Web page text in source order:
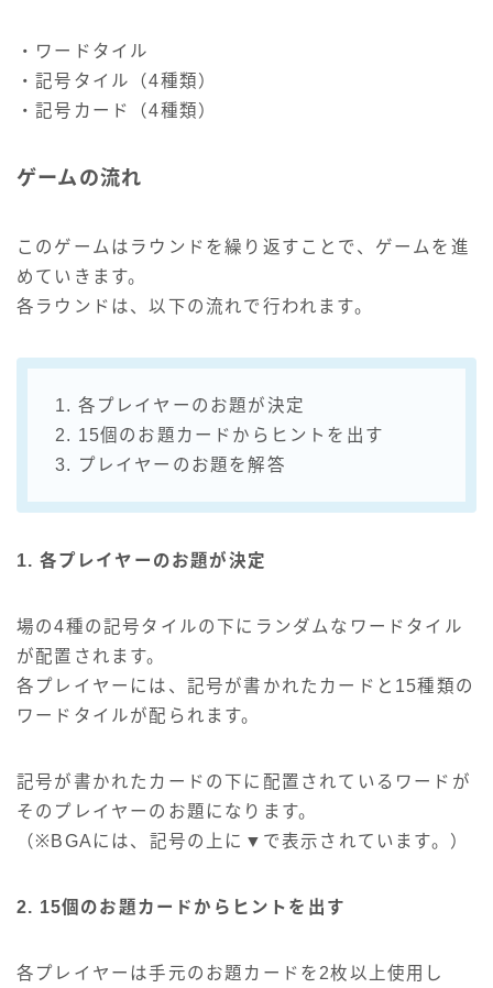
・ワードタイル
・記号タイル（4種類）
・記号カード（4種類）
ゲームの流れ
このゲームはラウンドを繰り返すことで、ゲームを進
めていきます。
各ラウンドは、以下の流れで行われます。
1. 各プレイヤーのお題が決定
2. 15個のお題カードからヒントを出す
3. プレイヤーのお題を解答
1. 各プレイヤーのお題が決定
場の4種の記号タイルの下にランダムなワードタイル
が配置されます。
各プレイヤーには、記号が書かれたカードと15種類の
ワードタイルが配られます。
記号が書かれたカードの下に配置されているワードが
そのプレイヤーのお題になります。
（※BGAには、記号の上に▼で表示されています。）
2. 15個のお題カードからヒントを出す
各プレイヤーは手元のお題カードを2枚以上使用し